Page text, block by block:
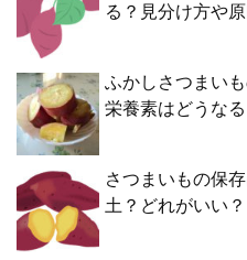
る？見分け方や
ふかしさつまい
栄養素はどうなる
さつまいもの保
土？どれがいい？